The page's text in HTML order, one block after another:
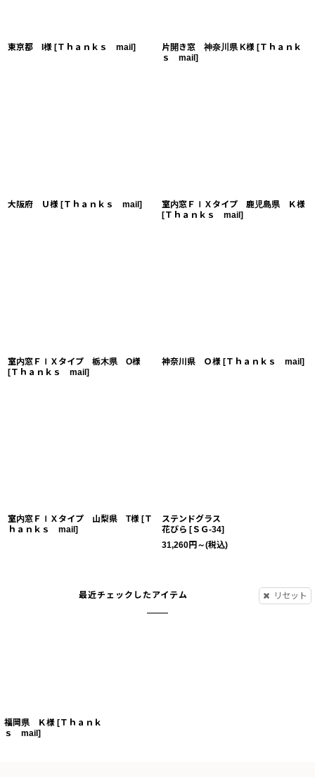
東京都 I様 [Ｔｈａｎｋｓ mail ] 片開き窓 神奈川県 K様 [Ｔｈａｎｋ
ｓ mail ]
大阪府 Ｕ様 [Ｔｈａｎｋｓ mail ]
室内窓ＦＩＸタイプ 鹿児島県 Ｋ様
[Ｔｈａｎｋｓ mail ]
室内窓ＦＩＸタイプ 栃木県 O様
[Ｔｈａｎｋｓ mail ]
神奈川県 Ｏ様 [Ｔｈａｎｋｓ mail ]
室内窓ＦＩＸタイプ 山梨県 T様 [Ｔ
ｈａｎｋｓ mail ]
ステンドグラス
花びら [ＳＧ-34]
31,260円 ～(税込)
最近チェックしたアイテム リセット
福岡県 Ｋ様 [Ｔｈａｎｋ
ｓ mail ]